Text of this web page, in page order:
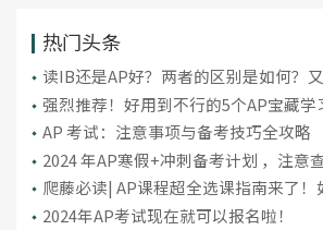
热门头条
读IB还是AP好？两者的区别是如何？
强烈推荐！好用到不行的5个AP宝藏学
藏！
AP 考试：注意事项与备考技巧全攻略
2024 年AP寒假+冲刺备考计划 ，注意
爬藤必读| AP课程超全选课指南来了！
​2024年AP考试现在就可以报名啦！